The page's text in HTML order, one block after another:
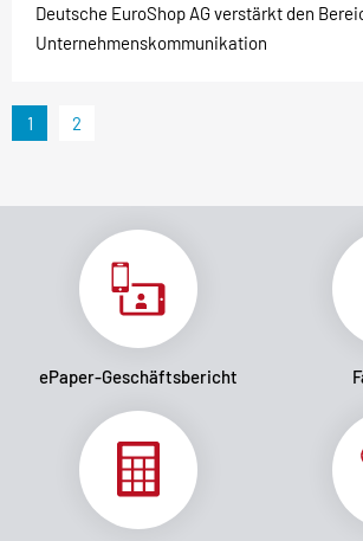
Deutsche EuroShop AG verstärkt den
Unternehmenskommunikation
1 2
ePaper-Geschäftsbericht